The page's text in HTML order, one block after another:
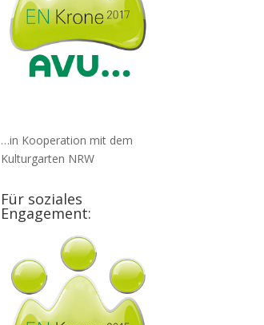
…in Kooperation mit dem
Kulturgarten NRW
Für soziales
Engagement: